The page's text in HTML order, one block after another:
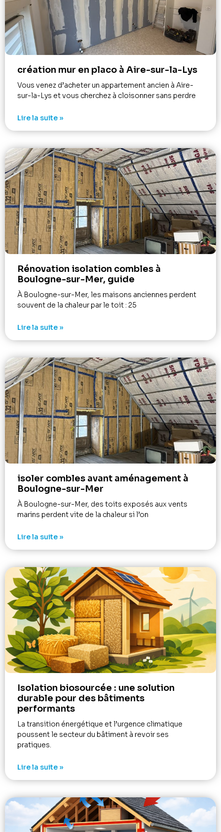
création mur en placo à Aire-sur-la-Lys
Vous venez d’acheter un appartement ancien à Aire-
sur-la-Lys et vous cherchez à cloisonner sans perdre
Lire la suite »
Rénovation isolation combles à
Boulogne-sur-Mer, guide
À Boulogne-sur-Mer, les maisons anciennes perdent
souvent de la chaleur par le toit : 25
Lire la suite »
isoler combles avant aménagement à
Boulogne-sur-Mer
À Boulogne-sur-Mer, des toits exposés aux vents
marins perdent vite de la chaleur si l’on
Lire la suite »
Isolation biosourcée : une solution
durable pour des bâtiments
performants
La transition énergétique et l’urgence climatique
poussent le secteur du bâtiment à revoir ses
pratiques.
Lire la suite »